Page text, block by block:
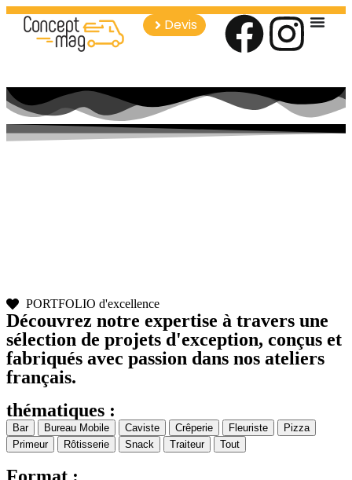
Devis
PORTFOLIO d'excellence
Découvrez notre expertise à travers une
sélection de projets d'exception, conçus et
fabriqués avec passion dans nos ateliers
français.
thématiques :
Bar Bureau Mobile Caviste Crêperie Fleuriste
Pizza
Primeur
Rôtisserie Snack Traiteur Tout